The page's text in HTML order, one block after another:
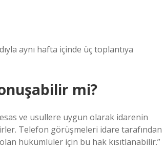
aynı hafta içinde üç toplantıya
mi?
ve usullere uygun olarak idarenin
Telefon görüşmeleri idare tarafından
hükümlüler için bu hak kısıtlanabilir.”